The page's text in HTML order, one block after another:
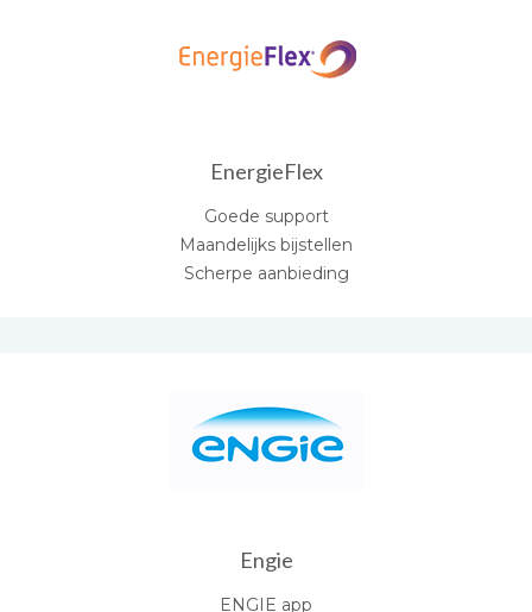
EnergieFlex
Goede support
Maandelijks bijstellen
Scherpe aanbieding
Engie
ENGIE app